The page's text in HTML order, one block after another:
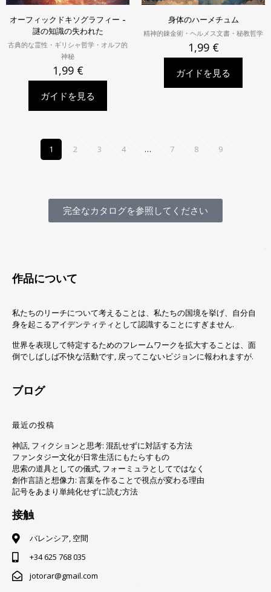
オーフィックドキソグラフィー -
謎の知識の失われた
古典的な霊性・ギリシャ哲学・オルフ的
神秘
1,99 €
ガイドを見る
身体のハーメチュム
精神的錬金術・ヘルメス文書・秘教哲学
1,99 €
ガイドを見る
1 2 3 4 … 7 8 9
完全なカタログを参照してください
作品について
私たちのリーチについて考えることは、私たちの国境を挙げ、自分自
身を起こるアイデンティティとして認識することにすぎません.
世界を表現して特定するためのフレームワークを拡大することは、面
倒でしばしば不快な活動です, 戻ってこないビジョンに報われますが.
ブログ
最近の投稿
神話, フィクションと思考: 混乱せずに対話する方法
ファンタジー文化が日常生活にもたらすもの
思索の道具としての儀式, フォーミュラとしてではなく
創作言語と想像力: 言葉を作ることで視点が変わる理由
記号をあまり単純化せずに読む方法
接触
バレンシア, 空間
+34 625 768 035
jotorar@gmail.com